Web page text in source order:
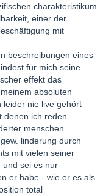
charakteristikum
einer der
mit
beschreibungen eines
für mich seine
effekt das
absoluten
leider nie live gehört
denen ich reden
menschen
linderung durch
mit vielen seiner
und sei es nur
er habe - wie er es als
total